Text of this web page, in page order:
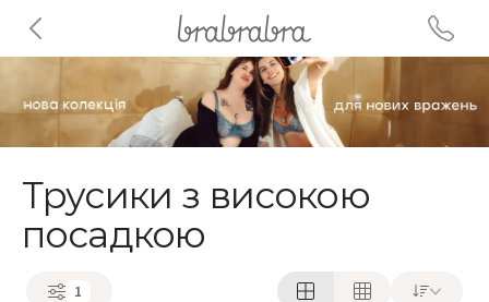
Трусики з високою
посадкою
1